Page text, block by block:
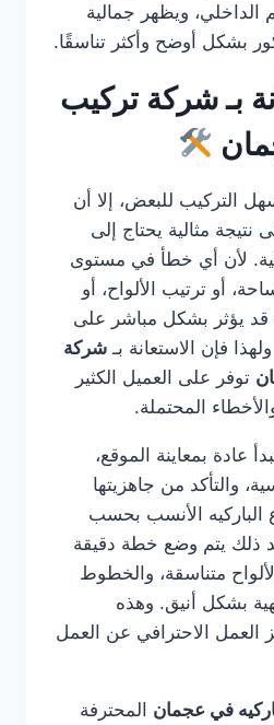
الداخلي، ويظهر جمالية
بشكل أوضح وأكثر تناسقًا.
بـ شركة تركيب
التركيب للبعض، إلا أن
نتيجة مثالية يحتاج إلى
لأن أي خطأ في مستوى
أو ترتيب الألواح، أو
قد يؤثر بشكل مباشر على
فإن الاستعانة بـ شركة
توفر على العميل الكثير
المحتملة.
عادة بمعاينة الموقع،
والتأكد من جاهزيتها
الباركيه الأنسب بحسب
ذلك يتم وضع خطة دقيقة
متناسقة، والخطوط
بشكل أنيق. وهذه
العمل الاحترافي عن العمل
في عجمان المحترفة